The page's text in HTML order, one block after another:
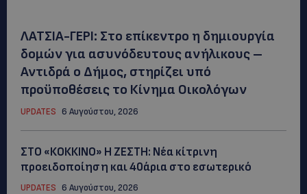
ΛΑΤΣΙΑ-ΓΕΡΙ: Στο επίκεντρο η δημιουργία
δομών για ασυνόδευτους ανήλικους –
Αντιδρά ο Δήμος, στηρίζει υπό
προϋποθέσεις το Κίνημα Οικολόγων
UPDATES 6 Αυγούστου, 2026
ΣΤΟ «ΚΟΚΚΙΝΟ» Η ΖΕΣΤΗ: Νέα κίτρινη
προειδοποίηση και 40άρια στο εσωτερικό
UPDATES 6 Αυγούστου, 2026